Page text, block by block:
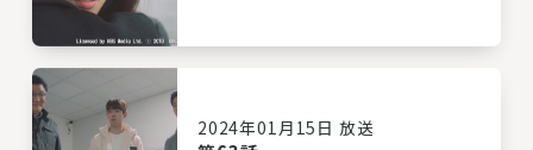
2024年01月15日 放送